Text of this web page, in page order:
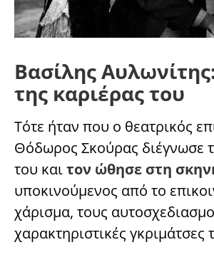
Βασίλης
της καριέρας του
Τότε ήταν που ο θεατρικός
Θόδωρος Σκούρας διέγνωσε
του καιτον ώθησε στη
υποκινούμενος από το
χάρισμα, τους
χαρακτηριστικές γκριμάτσες